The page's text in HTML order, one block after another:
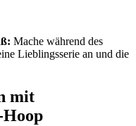
Mache während des
Lieblingsserie an und die
mit